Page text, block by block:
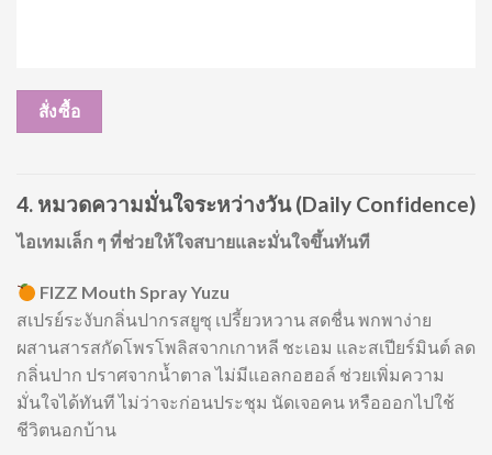
สั่งซื้อ
4. หมวดความมั่นใจระหว่างวัน (Daily Confidence)
ไอเทมเล็ก ๆ ที่ช่วยให้ใจสบายและมั่นใจขึ้นทันที
FIZZ Mouth Spray Yuzu
สเปรย์ระงับกลิ่นปากรสยูซุ เปรี้ยวหวาน สดชื่น พกพาง่าย
ผสานสารสกัดโพรโพลิสจากเกาหลี ชะเอม และสเปียร์มินต์ ลด
กลิ่นปาก ปราศจากน้ำตาล ไม่มีแอลกอฮอล์ ช่วยเพิ่มความ
มั่นใจได้ทันที ไม่ว่าจะก่อนประชุม นัดเจอคน หรือออกไปใช้
ชีวิตนอกบ้าน